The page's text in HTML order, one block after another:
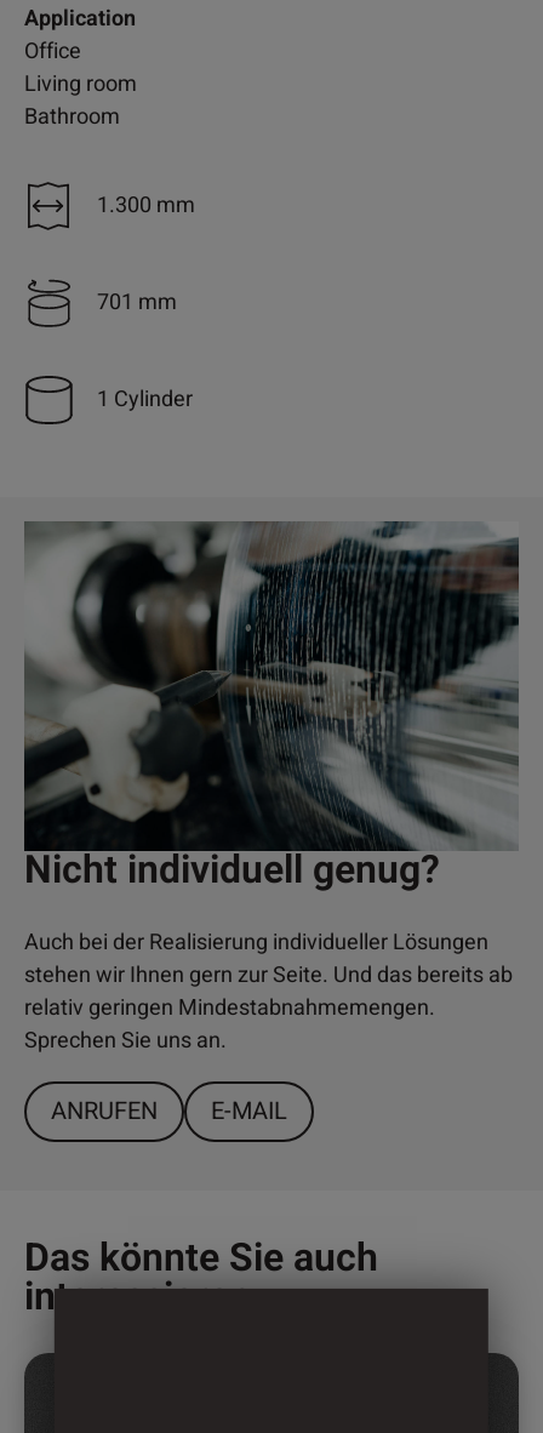
Application
Office
Living room
Bathroom
1.300 mm
701 mm
1 Cylinder
Nicht individuell genug?
Auch bei der Realisierung individueller Lösungen
stehen wir Ihnen gern zur Seite. Und das bereits ab
relativ geringen Mindestabnahmemengen.
Sprechen Sie uns an.
ANRUFEN E-MAIL
Das könnte Sie auch
interessieren
Dieses